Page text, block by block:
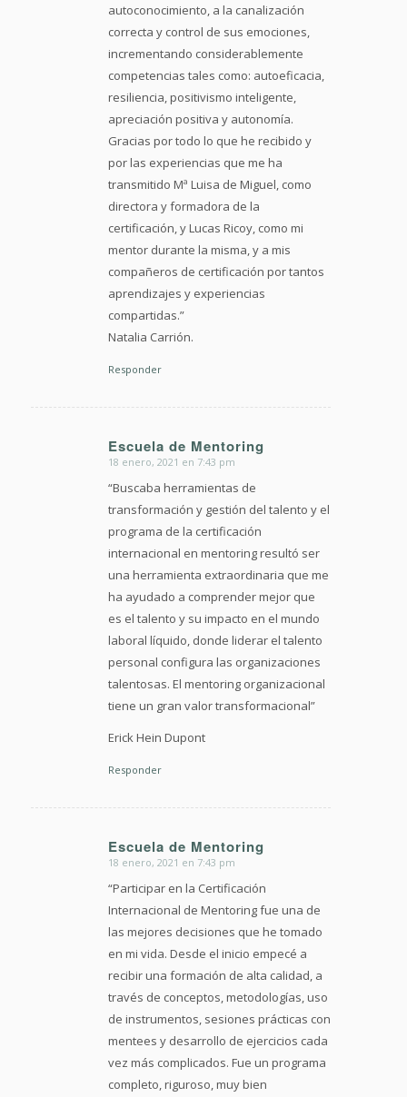
autoconocimiento, a la canalización
correcta y control de sus emociones,
incrementando considerablemente
competencias tales como: autoeficacia,
resiliencia, positivismo inteligente,
apreciación positiva y autonomía.
Gracias por todo lo que he recibido y
por las experiencias que me ha
transmitido Mª Luisa de Miguel, como
directora y formadora de la
certificación, y Lucas Ricoy, como mi
mentor durante la misma, y a mis
compañeros de certificación por tantos
aprendizajes y experiencias
compartidas.”
Natalia Carrión.
Responder
Escuela de Mentoring
Dice:
18 enero, 2021 en 7:43 pm
“Buscaba herramientas de
transformación y gestión del talento y el
programa de la certificación
internacional en mentoring resultó ser
una herramienta extraordinaria que me
ha ayudado a comprender mejor que
es el talento y su impacto en el mundo
laboral líquido, donde liderar el talento
personal configura las organizaciones
talentosas. El mentoring organizacional
tiene un gran valor transformacional”
Erick Hein Dupont
Responder
Escuela de Mentoring
Dice:
18 enero, 2021 en 7:43 pm
“Participar en la Certificación
Internacional de Mentoring fue una de
las mejores decisiones que he tomado
en mi vida. Desde el inicio empecé a
recibir una formación de alta calidad, a
través de conceptos, metodologías, uso
de instrumentos, sesiones prácticas con
mentees y desarrollo de ejercicios cada
vez más complicados. Fue un programa
completo, riguroso, muy bien